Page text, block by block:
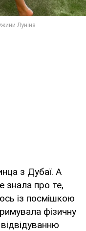
з Дубаї. А
знала про те,
із посмішкою
фізичну